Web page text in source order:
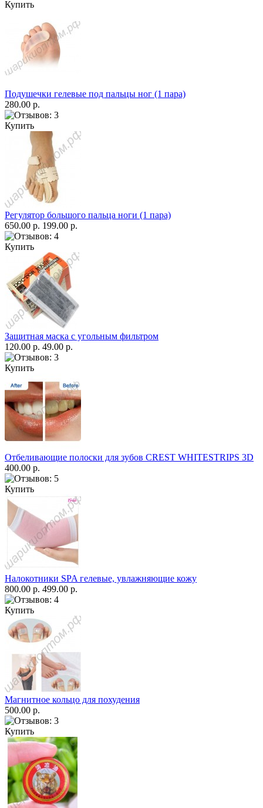
Купить
Подушечки гелевые под пальцы ног (1 пара)
280.00 р.
Купить
Регулятор большого пальца ноги (1 пара)
650.00 р. 199.00 р.
Купить
Защитная маска с угольным фильтром
120.00 р. 49.00 р.
Купить
Отбеливающие полоски для зубов CREST WHITESTRIPS 3D
400.00 р.
Купить
Налокотники SPA гелевые, увлажняющие кожу
800.00 р. 499.00 р.
Купить
Магнитное кольцо для похудения
500.00 р.
Купить